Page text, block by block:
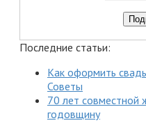
Последние статьи:
Как оформить
Советы
70 лет совместной
годовщину